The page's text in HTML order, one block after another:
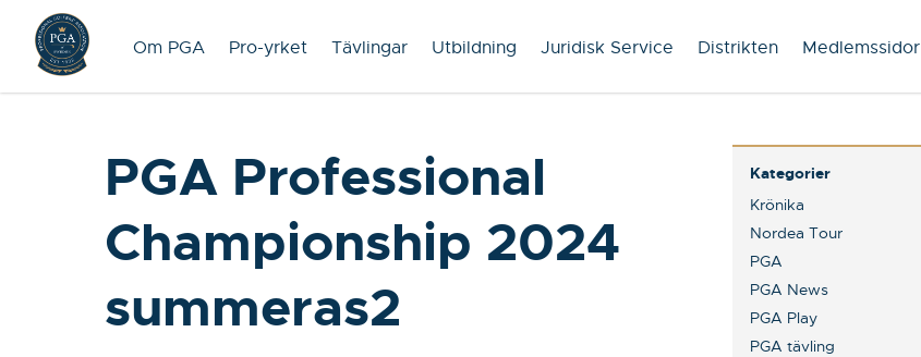
Om PGA Pro-yrket Tävlingar Utbildning Juridisk Service Distrikten Medlemssidor
PGA Professional
Championship 2024
summeras2
Kategorier
Krönika
Nordea Tour
PGA
PGA News
PGA Play
PGA tävling